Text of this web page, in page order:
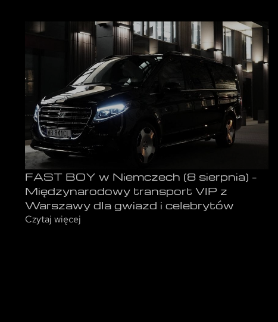
FAST BOY w Niemczech (8 sierpnia) –
Międzynarodowy transport VIP z
Warszawy dla gwiazd i celebrytów
Czytaj więcej